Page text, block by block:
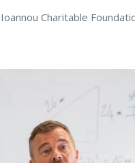
Charitable